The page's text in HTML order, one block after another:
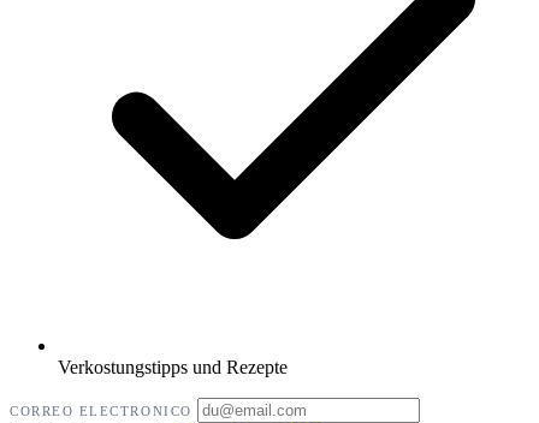
Verkostungstipps und Rezepte
CORREO ELECTRONICO